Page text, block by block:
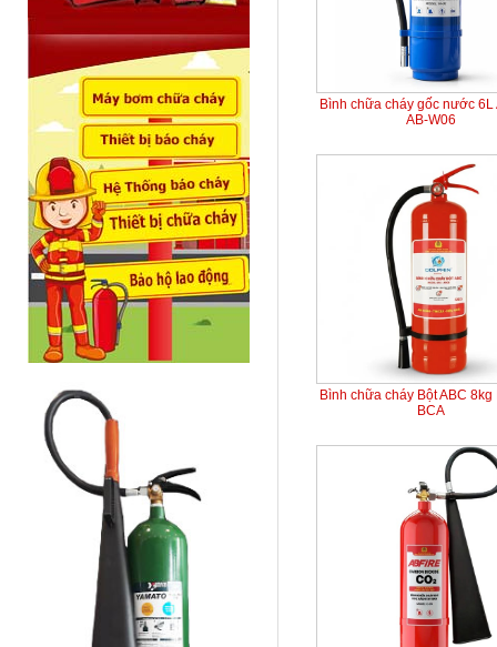
Bình chữa cháy gốc nước 6L
AB-W06
Bình chữa cháy Bột ABC
BCA